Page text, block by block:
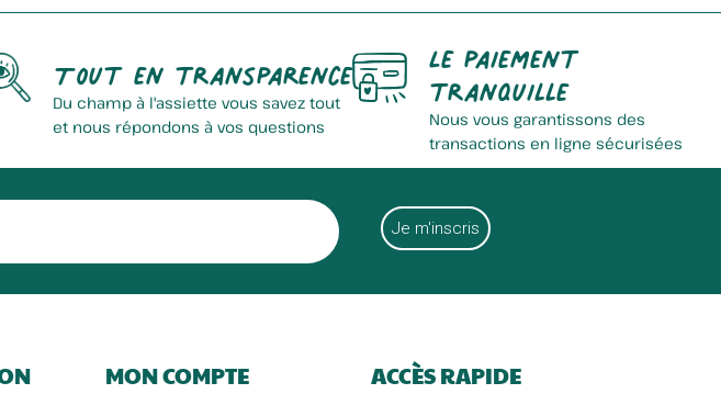
Tout en transparence
Du champ à l'assiette vous savez tout
et nous répondons à vos questions
Le paiement
tranquille
Nous vous garantissons des
transactions en ligne sécurisées
MON COMPTE ACCÈS RAPIDE